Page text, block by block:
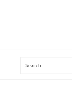
Search